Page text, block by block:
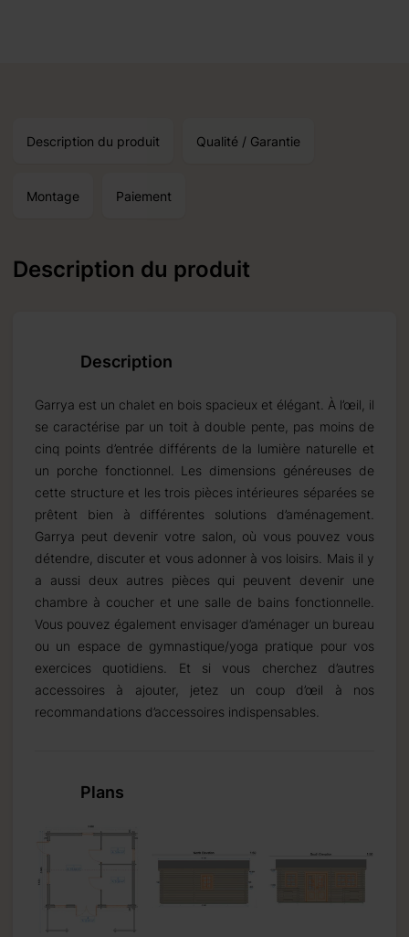
Description du produit Qualité / Garantie
Montage Paiement
Description du produit
Description
Garrya est un chalet en bois spacieux et élégant. À l’œil, il
se caractérise par un toit à double pente, pas moins de
cinq points d’entrée différents de la lumière naturelle et
un porche fonctionnel. Les dimensions généreuses de
cette structure et les trois pièces intérieures séparées se
prêtent bien à différentes solutions d’aménagement.
Garrya peut devenir votre salon, où vous pouvez vous
détendre, discuter et vous adonner à vos loisirs. Mais il y
a aussi deux autres pièces qui peuvent devenir une
chambre à coucher et une salle de bains fonctionnelle.
Vous pouvez également envisager d’aménager un bureau
ou un espace de gymnastique/yoga pratique pour vos
exercices quotidiens. Et si vous cherchez d’autres
accessoires à ajouter, jetez un coup d’œil à nos
recommandations d’accessoires indispensables.
Plans